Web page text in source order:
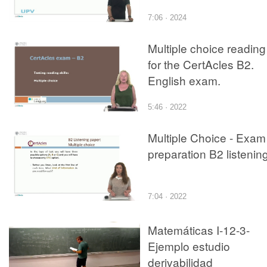
7:06 · 2024
Multiple choice reading
for the CertAcles B2.
English exam.
5:46 · 2022
Multiple Choice - Exam
preparation B2
7:04 · 2022
Matemáticas I-12-3-
Ejemplo estudio
derivabilidad